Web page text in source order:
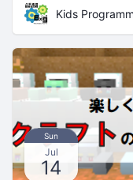
Sun
Jul
14